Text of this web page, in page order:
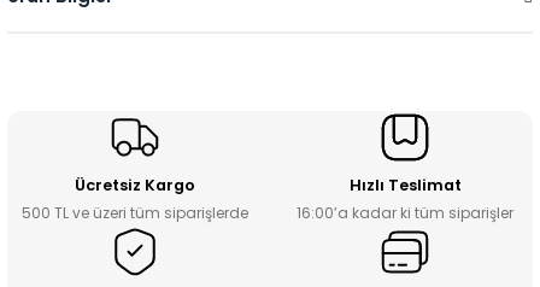
Ücretsiz Kargo
500 TL ve üzeri tüm siparişlerde
Hızlı Teslimat
16:00’a kadar ki tüm siparişler